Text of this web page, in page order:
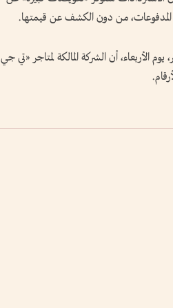
المدفوعات، من دون الكشف عن قيمتها.
الأربعاء، أن الشركة المالكة لمتاجر «تي جي